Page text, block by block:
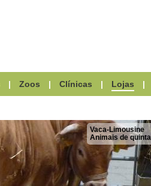
| Zoos | Clínicas | Lojas |
Vaca-Limousine
Animais de quinta